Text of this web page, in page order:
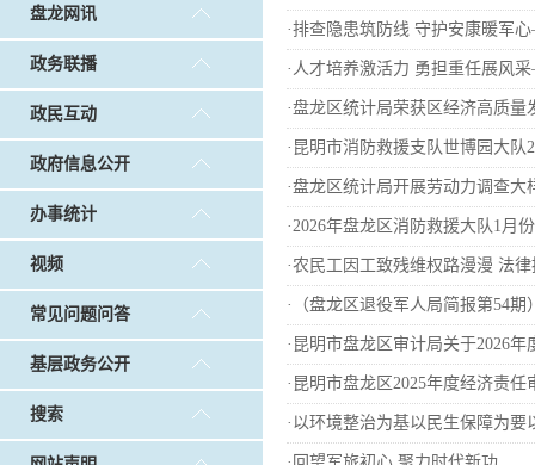
盘龙网讯
政务联播
政民互动
政府信息公开
办事统计
视频
常见问题问答
基层政务公开
搜索
·排查隐患筑防线 守护安康暖军
· 人才培养激活力 勇担重任展风
·盘龙区统计局荣获区经济高质量
· 昆明市消防救援支队世博园大队
·盘龙区统计局开展劳动力调查大
·2026年盘龙区消防救援大队1月
·农民工因工致残维权路漫漫 法
· （盘龙区退役军人局简报第54
· 昆明市盘龙区审计局关于2026
· 昆明市盘龙区2025年度经济责
· 以环境整治为基以民生保障为要